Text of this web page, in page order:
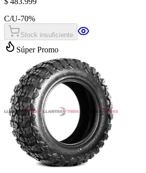
C/U-70%
Stock insuficiente
Súper Promo